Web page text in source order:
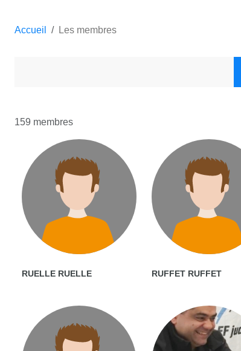
Accueil Les membres
159 membres
RUELLE RUELLE RUFFET RUFFET